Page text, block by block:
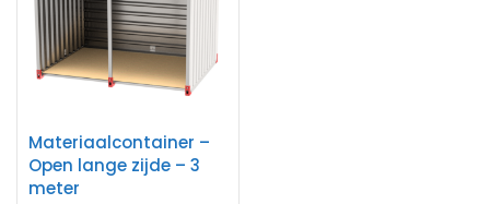
Materiaalcontainer –
Open lange zijde – 3
meter